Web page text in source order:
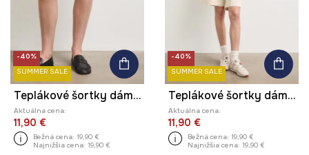
-40%
SUMMER SALE
Teplákové šortky dámske bavlnené
Aktuálna cena:
11,90 €
Bežná cena: 19,90 €
Najnižšia cena: 19,90 €
-40%
SUMMER SALE
Teplákové šortky dámske bavlnené
Aktuálna cena:
11,90 €
Bežná cena: 19,90 €
Najnižšia cena: 19,90 €